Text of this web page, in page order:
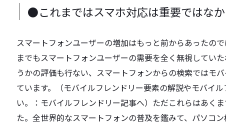
●これまではスマホ対応は重要ではなか
スマートフォンユーザーの増加はもっと前からあったの
までもスマートフォンユーザーの需要を全く無視してい
うかの評価も行ない、スマートフォンからの検索ではモ
ています。（モバイルフレンドリー要素の解説やモバイ
い。：モバイルフレンドリー記事へ）ただこれらはあく
た。全世界的なスマートフォンの普及を鑑みて、パソコ